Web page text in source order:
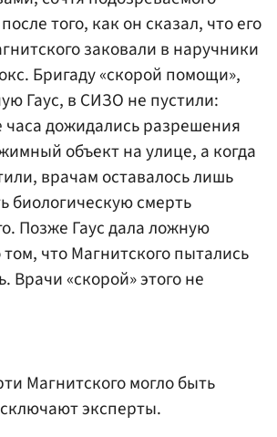
того, как он сказал, что его
заковали в наручники
Бригаду «скорой помощи»,
Гаус, в СИЗО не пустили:
дожидались разрешения
объект на улице, а когда
врачам оставалось лишь
биологическую смерть
Позже Гаус дала ложную
что Магнитского пытались
Врачи «скорой» этого не
Магнитского могло быть
эксперты.